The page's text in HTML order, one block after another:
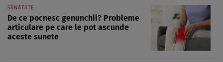
SĂNĂTATE
De ce pocnesc genunchii? Probleme
articulare pe care le pot ascunde
aceste sunete